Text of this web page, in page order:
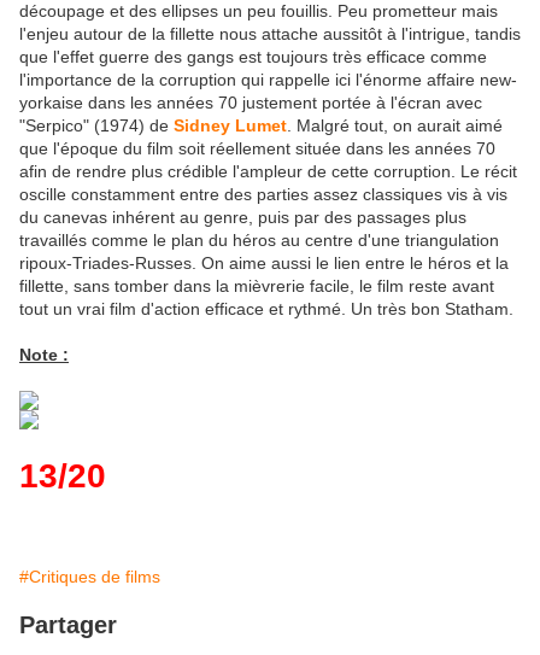
découpage et des ellipses un peu fouillis. Peu prometteur mais
l'enjeu autour de la fillette nous attache aussitôt à l'intrigue, tandis
que l'effet guerre des gangs est toujours très efficace comme
l'importance de la corruption qui rappelle ici l'énorme affaire new-
yorkaise dans les années 70 justement portée à l'écran avec
"Serpico" (1974) de Sidney Lumet . Malgré tout, on aurait aimé
que l'époque du film soit réellement située dans les années 70
afin de rendre plus crédible l'ampleur de cette corruption. Le récit
oscille constamment entre des parties assez classiques vis à vis
du canevas inhérent au genre, puis par des passages plus
travaillés comme le plan du héros au centre d'une triangulation
ripoux-Triades-Russes. On aime aussi le lien entre le héros et la
fillette, sans tomber dans la mièvrerie facile, le film reste avant
tout un vrai film d'action efficace et rythmé. Un très bon Statham.
Note :
13/20
#Critiques de films
Partager